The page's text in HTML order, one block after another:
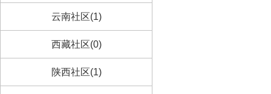
云南社区(1)
西藏社区(0)
陕西社区(1)